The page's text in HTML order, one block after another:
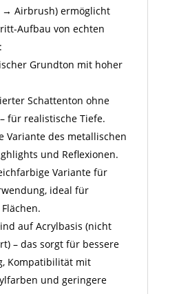
Airbrush) ermöglicht
Aufbau von echten
Grundton mit hoher
Schattenton ohne
für realistische Tiefe.
Variante des metallischen
und Reflexionen.
Variante für
ideal für
auf Acrylbasis (nicht
– das sorgt für bessere
Kompatibilität mit
und geringere